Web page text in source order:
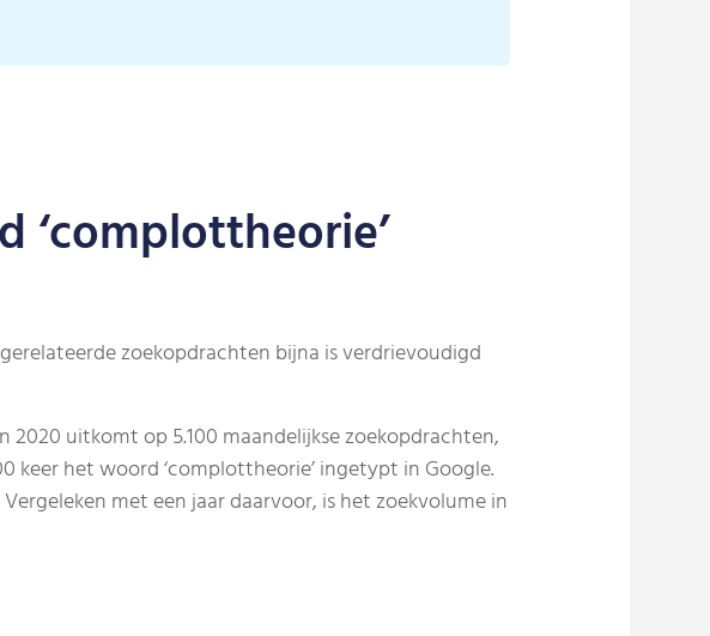
‘complottheorie’
zoekopdrachten bijna is verdrievoudigd
uitkomt op 5.100 maandelijkse zoekopdrachten,
keer het woord ‘complottheorie’ ingetypt in Google.
met een jaar daarvoor, is het zoekvolume in